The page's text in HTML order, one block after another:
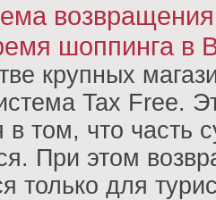
шоппинга в
крупных
Tax Free.
в том, что часть
При этом
только для